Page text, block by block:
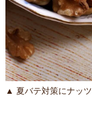
▲ 夏バテ対策にナッ